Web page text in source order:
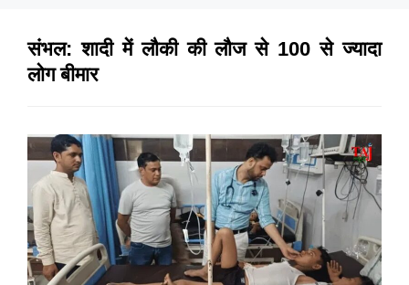
संभल: शादी में लौकी की लौज से 100 से ज्यादा
लोग बीमार